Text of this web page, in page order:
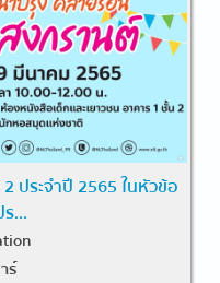
ประจำปี 2565 ในหัวข้อ
...
ร์